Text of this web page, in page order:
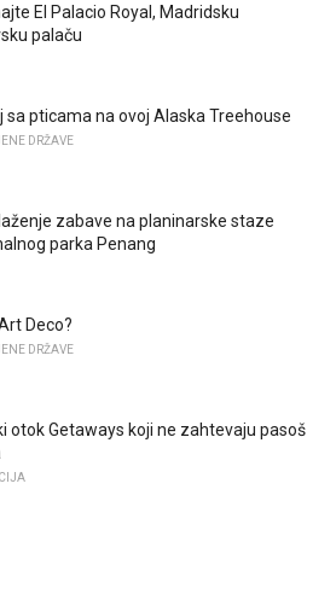
El Palacio Royal, Madridsku
palaču
sa pticama na ovoj Alaska Treehouse
DRŽAVE
zabave na planinarske staze
parka Penang
Deco?
DRŽAVE
otok Getaways koji ne zahtevaju pasoš